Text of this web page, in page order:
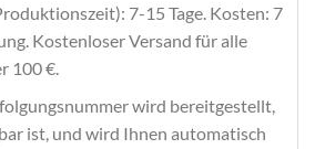
7-15 Tage. Kosten: 7
Kostenloser Versand für alle
100 €.
wird bereitgestellt,
ist, und wird Ihnen automatisch